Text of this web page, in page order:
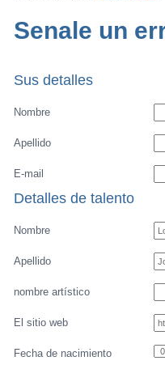
Senale un
Sus detalles
Nombre
Apellido
E-mail
Detalles de talento
Nombre
Apellido
nombre artístico
El sitio web
Fecha de nacimiento